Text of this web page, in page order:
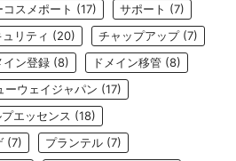
コスメポート (17) サポート (7)
ュリティ (20) チャップアップ(7)
イン登録 (8) ドメイン移管 (8)
ーウェイジャパン (17)
エッセンス (18)
(7) プランテル (7)